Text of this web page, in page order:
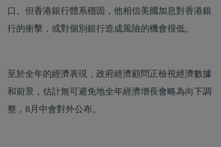
口。但香港銀行體系穩固，他相信美國加息對香港銀
行的衝擊，或對個別銀行造成風險的機會很低。
至於全年的經濟表現，政府經濟顧問正檢視經濟數據
和前景，估計無可避免地全年經濟增長會略為向下調
整，8月中會對外公布。